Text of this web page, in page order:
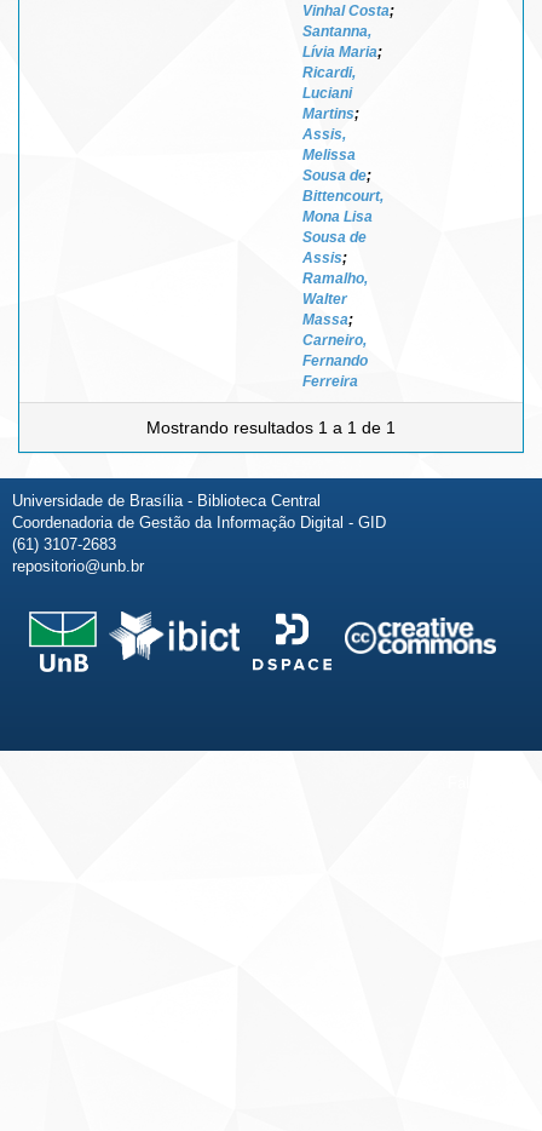
Vinhal Costa;
Santanna,
Lívia Maria;
Ricardi,
Luciani
Martins;
Assis,
Melissa
Sousa de;
Bittencourt,
Mona Lisa
Sousa de
Assis;
Ramalho,
Walter
Massa;
Carneiro,
Fernando
Ferreira
Mostrando resultados 1 a 1 de 1
Universidade de Brasília - Biblioteca Central
Coordenadoria de Gestão da Informação Digital - GID
(61) 3107-2683
repositorio@unb.br